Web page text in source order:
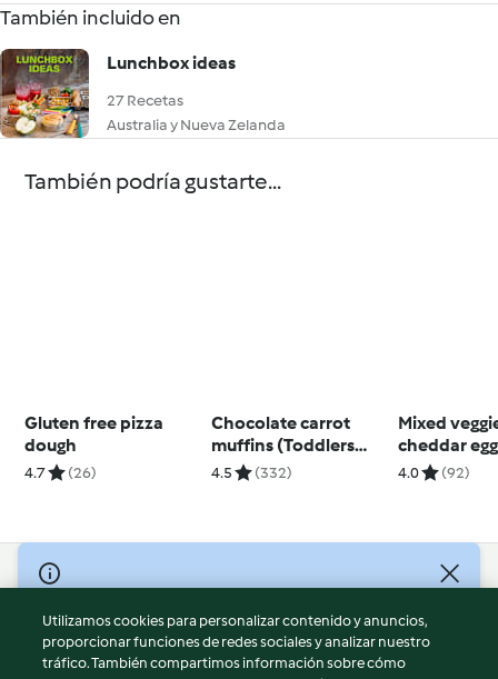
También incluido en
Lunchbox ideas
27 Recetas
Australia y Nueva Zelanda
También podría gustarte...
Gluten free pizza
dough
4.7 (26)
Chocolate carrot
muffins (Toddlers
and beyond)
4.5 (332)
Mixed
cheddar
(6 months+)
4.0 (92)
© Copyright 2026
Términos de uso
Política de privacidad
Utilizamos cookies para personalizar contenido y anuncios,
proporcionar funciones de redes sociales y analizar nuestro
tráfico. También compartimos información sobre cómo